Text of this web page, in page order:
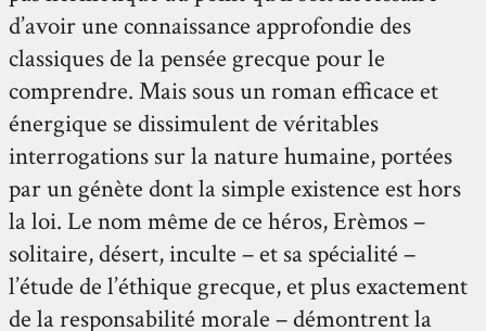
d’avoir une connaissance approfondie des
classiques de la pensée grecque pour le
comprendre. Mais sous un roman efficace et
énergique se dissimulent de véritables
interrogations sur la nature humaine, portées
par un génète dont la simple existence est hors
la loi. Le nom même de ce héros, Erèmos –
solitaire, désert, inculte – et sa spécialité –
l’étude de l’éthique grecque, et plus exactement
de la responsabilité morale – démontrent la